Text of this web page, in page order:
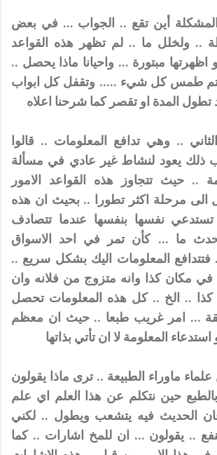
المشكلة أين تقع .. الجواب ... في بعض
.. ولخلل ما .. لم تظهر هذه القواعد
اظهرتها مبتورة ... واحيانا ماذا يحصل ..
يتم طمس كل شيء ..... وتقفل كل ابواب
تطول المدة او تقصر كما شرحنا اعلاه
.. وهي تدافع المعلومات .. قالوا
ذلك يعود لنشاط غير عادي في مسألة
.. حيث تتجاوز هذه القواعد الامور
الى مرحلة اكثر تطورا .. بحيث ان هذه
تستدعي نفسها بنفسها عندما تتصادف
ما ... كأن تمر في احد الاسواق
المعلومات اليك بشكل سريع ..
في مكان كذا وانه متزوج من فلانه وان
.. الخ .. كل هذه المعلومات تحصل
... امر غريب طبعا .. حيث ان معظم
المعلومة لا ان تأتي بذاتها
ماوراء الطبيعة .. ترى ماذا يقولون
حين نتكلم عن هذا العلم اي علم
فان الحديث فيه يتشعب ويطول .. لكني
.. يقولون ... ان للمخ اشارات .. كما